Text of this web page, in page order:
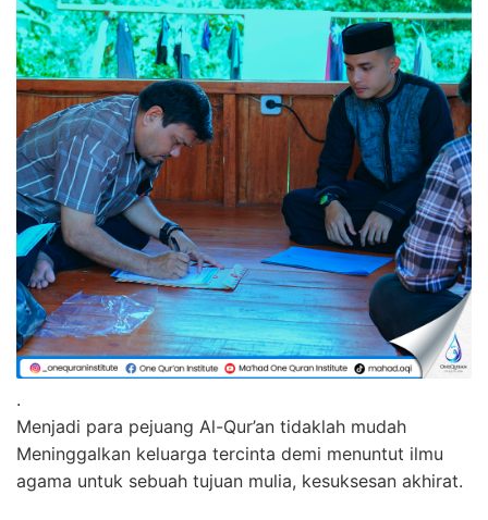
.
Menjadi para pejuang Al-Qur’an tidaklah mudah
Meninggalkan keluarga tercinta demi menuntut ilmu
agama untuk sebuah tujuan mulia, kesuksesan akhirat.